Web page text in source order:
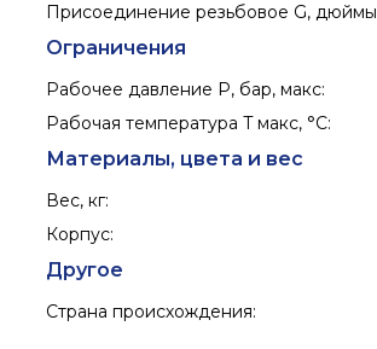
Присоединение резьбовое G, дюймы
Ограничения
Рабочее давление P, бар, макс:
Рабочая температура T макс, °C:
Материалы, цвета и вес
Вес, кг:
Корпус:
Другое
Страна происхождения: